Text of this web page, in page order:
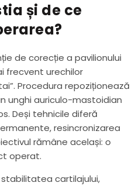
și de ce
de corecție a pavilionului
frecvent urechilor
Procedura repoziționează
unghi auriculo-mastoidian
Deși tehnicile diferă
resincronizarea
rămâne același: o
operat.
cartilajului,